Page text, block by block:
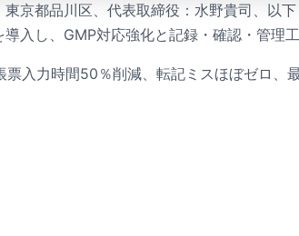
京都品川区、代表取締役：水野貴司、以
し、GMP対応強化と記録・確認・管理
入力時間50％削減、転記ミスほぼゼロ